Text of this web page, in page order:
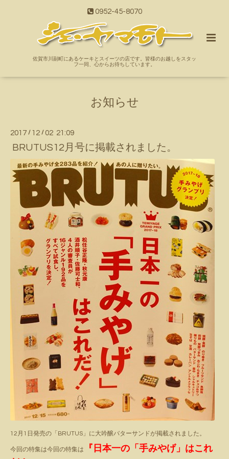
0952-45-8070
佐賀市川副町にあるケーキとスイーツの店です。皆様のお越しをスタッ
フ一同、心からお待ちしています。
お知らせ
2017 / 12 / 02 21:09
BRUTUS12月号に掲載されました。
12月1日発売の「BRUTUS」に大吟醸バターサンドが掲載されました。
今回の特集は今回の特集は
『日本一の「手みやげ」はこれ